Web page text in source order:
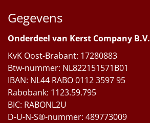
Gegevens
Onderdeel van Kerst Company B.V.
KvK Oost-Brabant: 17280883
Btw-nummer: NL822151571B01
IBAN: NL44 RABO 0112 3597 95
Rabobank: 1123.59.795
BIC: RABONL2U
D-U-N-S®-nummer: 489773009